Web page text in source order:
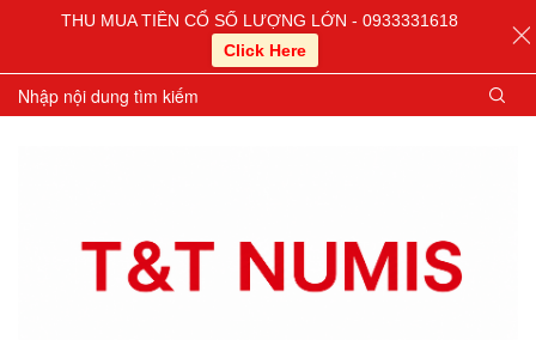
THU MUA TIỀN CỔ SỐ LƯỢNG LỚN - 0933331618
Click Here